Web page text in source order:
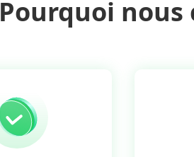
Pourquoi